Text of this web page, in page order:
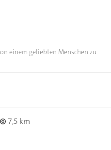
einem geliebten Menschen zu
7,5 km